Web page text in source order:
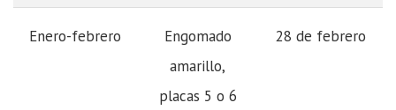
Enero-febrero
Engomado
amarillo,
placas 5 o 6
28 de febrero